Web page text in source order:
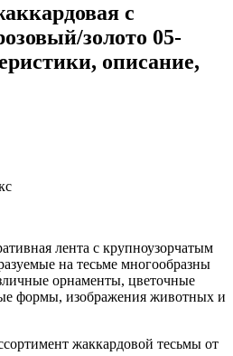
с
золото 05-
описание,
лента с крупноузорчатым
на тесьме многообразны
орнаменты, цветочные
формы, изображения животных и
жаккардовой тесьмы от